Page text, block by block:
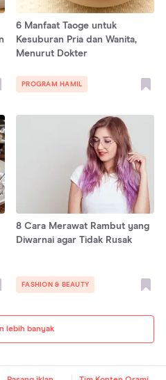
lebih banyak
6 Manfaat Taoge untuk
Kesuburan Pria dan Wanita,
Menurut Dokter
PROGRAM HAMIL
8 Cara Merawat Rambut yang
Diwarnai agar Tidak Rusak
FASHION & BEAUTY